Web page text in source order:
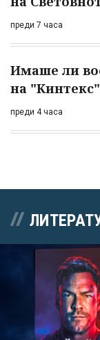
преди 7 часа
Имаше ли
на
преди 4 часа